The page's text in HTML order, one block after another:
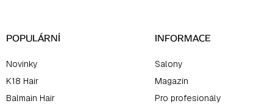
POPULÁRNÍ
Novinky
K18 Hair
Balmain Hair
INFORMACE
Salony
Magazín
Pro profesionály